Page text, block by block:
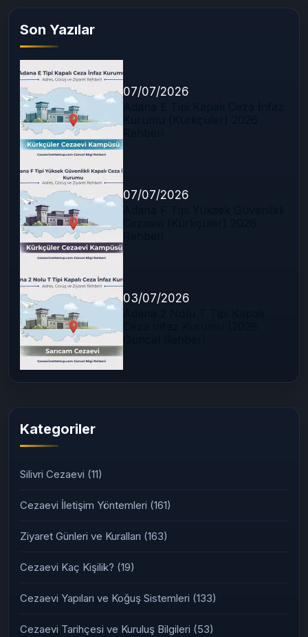
Son Yazılar
07/07/2026
07/07/2026
03/07/2026
Kategoriler
Silivri Cezaevi (11)
Cezaevi İletişim Yöntemleri (161)
Ziyaret Günleri ve Kuralları (163)
Cezaevi Kaç Kişilik? (19)
Cezaevi Yapıları ve Koğuş Sistemleri (133)
Cezaevi Tarihçesi ve Kuruluş Bilgileri (53)